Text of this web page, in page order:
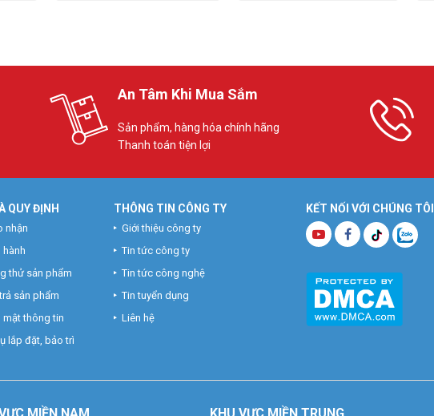
An Tâm Khi Mua Sắm
Sản phẩm, hàng hóa chính hãng
Thanh toán tiện lợi
KẾT NỐI VỚI CHÚNG TÔI
QUY ĐỊNH
nhận
hành
thử sản phẩm
sản phẩm
mật thông tin
lắp đặt, bảo trì
THÔNG TIN CÔNG TY
Giới thiệu công ty
Tin tức công ty
Tin tức công nghệ
Tin tuyển dụng
Liên hệ
MIỀN NAM KHU VỰC MIỀN TRUNG